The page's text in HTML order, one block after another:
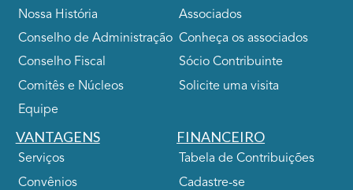
Nossa História
Conselho de Administração
Conselho Fiscal
Comitês e Núcleos
Equipe
Associados
Conheça os associados
Sócio Contribuinte
Solicite uma visita
VANTAGENS
Serviços
Convênios
FINANCEIRO
Tabela de Contribuições
Cadastre-se